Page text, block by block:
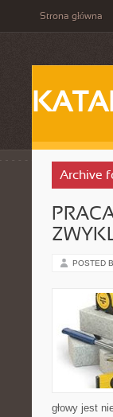
Strona główna
Archive
POSTED
głowy jest